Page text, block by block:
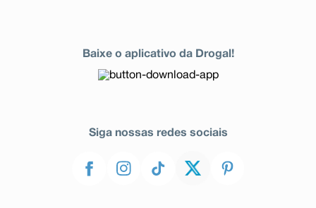
Baixe o aplicativo da Drogal!
Siga nossas redes sociais